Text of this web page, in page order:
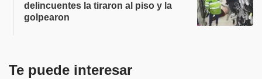
delincuentes la tiraron al piso y la
golpearon
Te puede interesar